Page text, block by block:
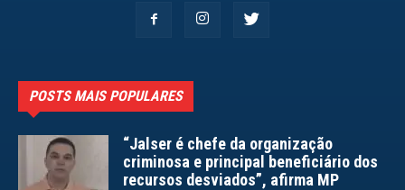
POSTS MAIS POPULARES
“Jalser é chefe da organização
criminosa e principal beneficiário dos
recursos desviados”, afirma MP